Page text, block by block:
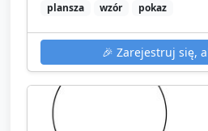
plansza
wzór pokaz
🎉 Zarejestruj się,